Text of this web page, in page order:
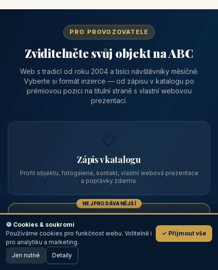
PRO PROVOZOVATELE
Zviditelněte svůj objekt na ABC
Web s tradicí od roku 2004 a tisíci návštěvníky měsíčně.
Vyberte si formát inzerce — od zápisu v katalogu po
prémiovou pozici na titulní straně s vlastní webovou
prezentací.
Zápis v katalogu
Profil objektu, fotogalerie, kontakt, vlastní webová prezentace
a poptávky zdarma.
NEJPRODÁVANĚJŠÍ
Prémiový partner
TOP pozice na titulce, přednost ve výpisech, zlatý odznak a
💬
🖥️ Desktop verze
🍪 Cookies & soukromí
Používáme cookies pro funkčnost webu. Volitelně i
pro analytiku a marketing.
✓ Přijmout vše
Jen nutné Detaily